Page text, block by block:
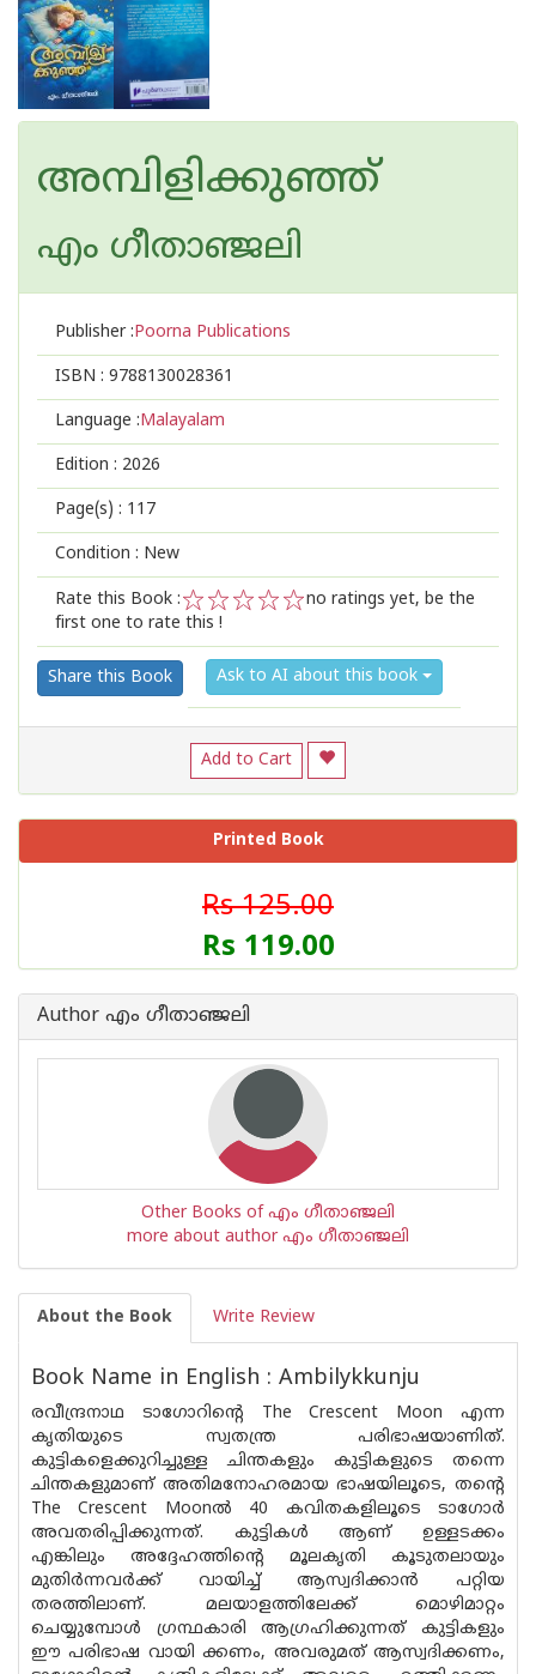
അമ്പിളിക്കുഞ്ഞ്
എം ഗീതാഞ്ജലി
Publisher :Poorna Publications
ISBN : 9788130028361
Language :Malayalam
Edition : 2026
Page(s) : 117
Condition : New
Rate this Book :
2
1
no ratings yet, be the
first one to rate this !
Share this Book Ask to AI about this book
Add to Cart
Printed Book
Rs 125.00
Rs 119.00
Author എം ഗീതാഞ്ജലി
Other Books of എം ഗീതാഞ്ജലി
more about author എം ഗീതാഞ്ജലി
About the Book Write Review
Book Name in English : Ambilykkunju
രവീന്ദ്രനാഥ ടാഗോറിൻ്റെ The Crescent Moon എന്ന
കൃതിയുടെ സ്വതന്ത്ര പരിഭാഷയാണിത്.
കുട്ടികളെക്കുറിച്ചുള്ള ചിന്തകളും കുട്ടികളുടെ തന്നെ
ചിന്തകളുമാണ് അതിമനോഹരമായ ഭാഷയിലൂടെ, തൻ്റെ
The Crescent Moonൽ 40 കവിതകളിലൂടെ ടാഗോർ
അവതരിപ്പിക്കുന്നത്. കുട്ടികൾ ആണ് ഉള്ളടക്കം
എങ്കിലും അദ്ദേഹത്തിൻ്റെ മൂലകൃതി കൂടുതലായും
മുതിർന്നവർക്ക് വായിച്ച് ആസ്വദിക്കാൻ പറ്റിയ
തരത്തിലാണ്. മലയാളത്തിലേക്ക് മൊഴിമാറ്റം
ചെയ്യുമ്പോൾ ഗ്രന്ഥകാരി ആഗ്രഹിക്കുന്നത് കുട്ടികളും
ഈ പരിഭാഷ വായി ക്കണം, അവരുമത് ആസ്വദിക്കണം,